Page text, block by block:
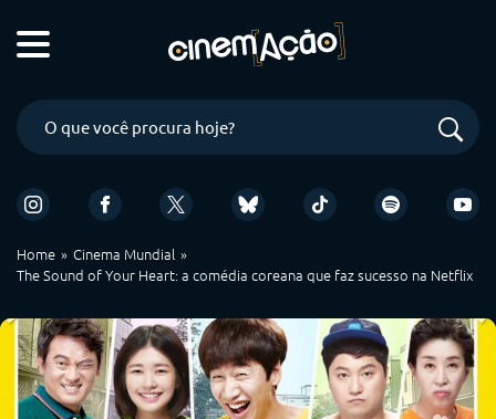
Home
Cinema Mundial
The Sound of Your Heart: a comédia coreana que faz sucesso na Netflix